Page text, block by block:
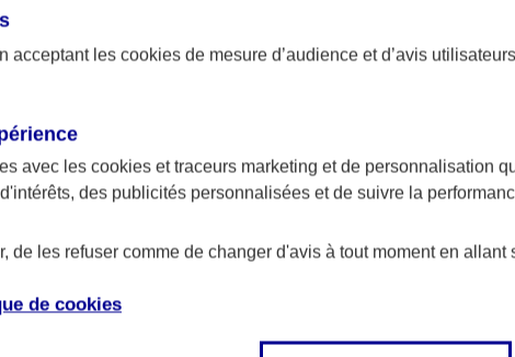
principal
acceptant les cookies de mesure d’audience et d’avis
avec les cookies et traceurs marketing et de personnalisation
des publicités personnalisées et de suivre la
de les refuser comme de changer d'avis à tout moment en allant
de cookies